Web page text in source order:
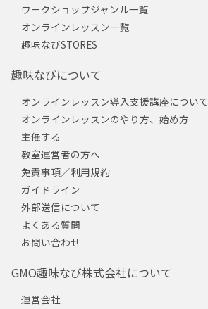
ワークショップジャンル一覧
オンラインレッスン一覧
趣味なびSTORES
趣味なびについて
オンラインレッスン導入支援講座について
オンラインレッスンのやり方、始め方
主催する
教室運営者の方へ
免責事項／利用規約
ガイドライン
外部送信について
よくある質問
お問い合わせ
GMO趣味なび株式会社について
運営会社